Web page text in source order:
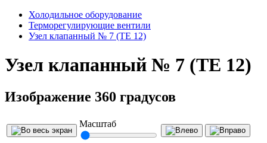
Холодильное оборудование
Терморегулирующие вентили
Узел клапанный № 7 (TE 12)
Узел клапанный № 7 (TE 12)
Изображение 360 градусов
Масштаб